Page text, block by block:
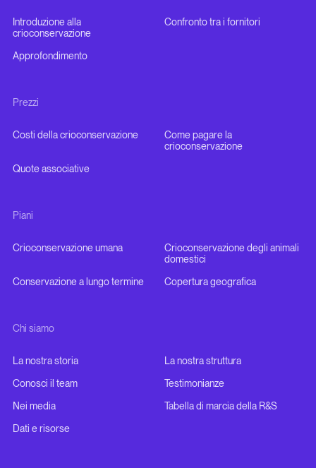
Introduzione alla
crioconservazione
Confronto tra i fornitori
Approfondimento
Prezzi
Costi della crioconservazione
Come pagare la
crioconservazione
Quote associative
Piani
Crioconservazione umana
Crioconservazione degli animali
domestici
Conservazione a lungo termine
Copertura geografica
Chi siamo
La nostra storia
La nostra struttura
Conosci il team
Testimonianze
Nei media
Tabella di marcia della R&S
Dati e risorse